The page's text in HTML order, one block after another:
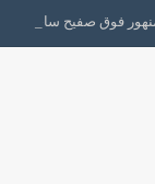
فوق صفيح ساخن بين